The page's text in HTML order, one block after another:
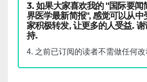
3. 如果大家喜欢我的 "国际要闻
界医学最新简报", 感觉可以从中
家积极转发, 让更多的人受益.
持.
4. 之前已订阅的读者不需做任何改